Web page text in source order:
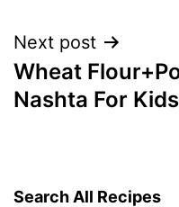
Next post
Wheat
Nashta For
Search All Recipes